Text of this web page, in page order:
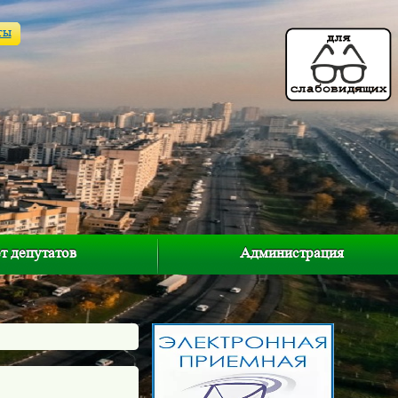
депутатов Администрация